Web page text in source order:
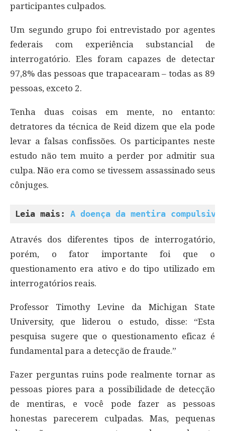
participantes culpados.
Um segundo grupo foi entrevistado por agentes
federais com experiência substancial de
interrogatório. Eles foram capazes de detectar
97,8% das pessoas que trapacearam – todas as 89
pessoas, exceto 2.
Tenha duas coisas em mente, no entanto:
detratores da técnica de Reid dizem que ela pode
levar a falsas confissões. Os participantes neste
estudo não tem muito a perder por admitir sua
culpa. Não era como se tivessem assassinado seus
cônjuges.
Leia mais: A doença da mentira compulsiva
Através dos diferentes tipos de interrogatório,
porém, o fator importante foi que o
questionamento era ativo e do tipo utilizado em
interrogatórios reais.
Professor Timothy Levine da Michigan State
University, que liderou o estudo, disse: “Esta
pesquisa sugere que o questionamento eficaz é
fundamental para a detecção de fraude.”
Fazer perguntas ruins pode realmente tornar as
pessoas piores para a possibilidade de detecção
de mentiras, e você pode fazer as pessoas
honestas parecerem culpadas. Mas, pequenas